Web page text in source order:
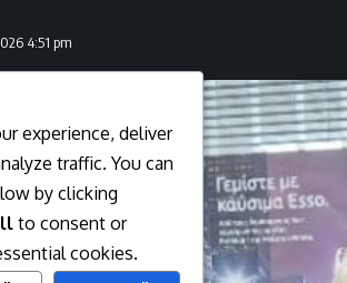
4:51 pm
experience, deliver
traffic. You can
by clicking
to consent or
cookies.